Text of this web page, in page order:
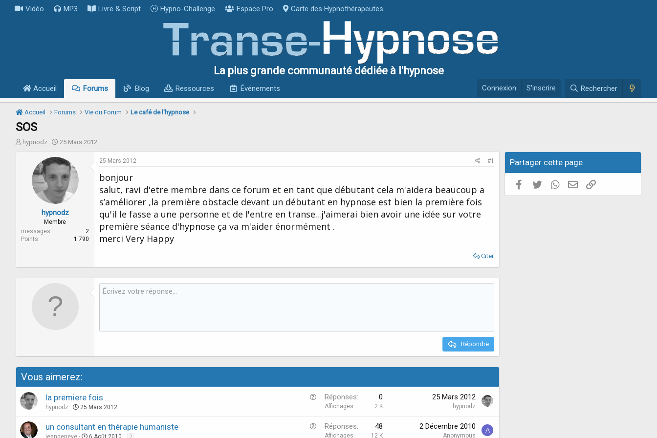
Vidéo MP3 Livre & Script Hypno-Challenge Espace Pro Carte des Hypnothérapeutes
La plus grande communauté dédiée à l'hypnose
Accueil Forums Blog Ressources Événements Connexion S'inscrire Rechercher
Accueil Forums Vie du Forum Le café de l'hypnose
SOS
I
d
e
hypnodz
D
t
e
d
e
d
é
b
u
25 Mars 2012
hypnodz
Membre
messages
2
Points
1 790
25 Mars 2012 #1
bonjour
salut, ravi d'etre membre dans ce forum et en tant que débutant cela m'aidera beaucoup a
s’améliorer ,la première obstacle devant un débutant en hypnose est bien la première fois
qu'il le fasse a une personne et de l'entre en transe...j'aimerai bien avoir une idée sur votre
première séance d'hypnose ça va m'aider énormément .
merci Very Happy
Citer
Répondre
Vous aimerez:
la premiere fois ...
hypnodz 25 Mars 2012
Réponses 0
Affichages 2 K
25 Mars 2012
hypnodz
un consultant en thérapie humaniste
jeangeneve 6 Août 2010
Réponses 48
Affichages 12 K
2 Décembre 2010
Anonymous
A
Partager cette page
Facebook
Twitter WhatsAppE-mail valide